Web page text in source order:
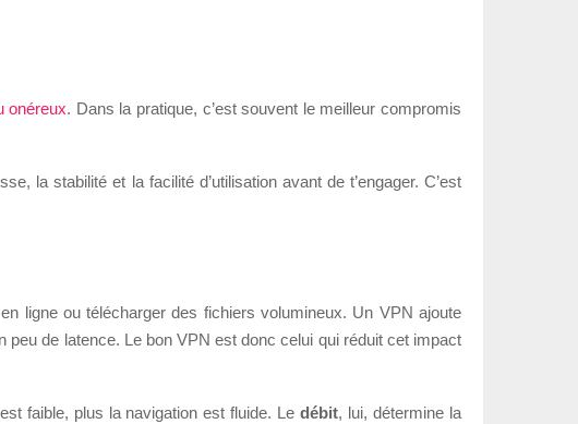
onéreux. Dans la pratique, c’est souvent le meilleur compromis
la stabilité et la facilité d’utilisation avant de t’engager. C’est
ligne ou télécharger des fichiers volumineux. Un VPN ajoute
de latence. Le bon VPN est donc celui qui réduit cet impact
faible, plus la navigation est fluide. Ledébit, lui, détermine la